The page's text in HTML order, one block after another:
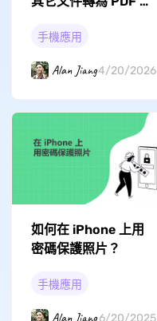
手機應用
Alan Jiang4/20/2026
如何在 iPhone 上用
密碼保護照片？
手機應用
6/20/2025